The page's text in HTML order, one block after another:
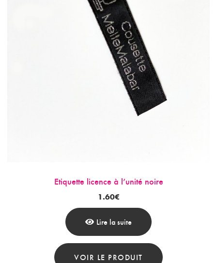
Etiquette licence à l’unité noire
1.60€
Lire la suite
VOIR LE PRODUIT